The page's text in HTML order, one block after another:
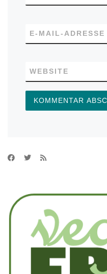
E-MAIL-ADRESSE
WEBSITE